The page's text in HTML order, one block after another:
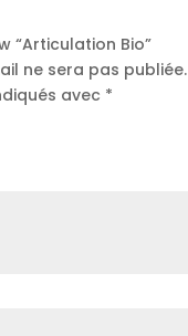
“Articulation Bio”
ne sera pas publiée.
avec *